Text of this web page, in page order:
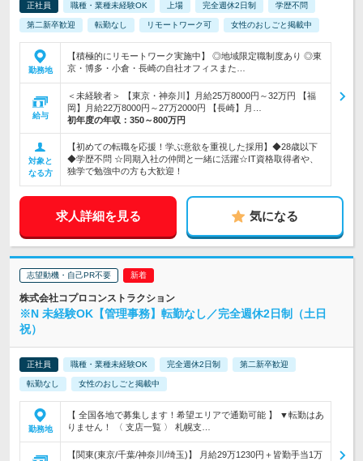
正社員 職種・業種未経験OK 上場 完全週休2日制 学歴不問
第二新卒歓迎 転勤なし リモートワーク可 女性のおしごと掲載中
勤務地
【積極的にリモートワーク実施中】 ◎地域限定職制度あり ◎東
京・博多・小倉・長崎の自社オフィスまた…
給与
＜未経験者＞ 【東京・神奈川】月給25万8000円～32万円 【福
岡】月給22万8000円～27万2000円 【長崎】月…
初年度の年収： 350～800万円
対象と
なる方
【初めての転職を応援！学ぶ意欲を重視した採用】◆28歳以下
◆学歴不問 ☆同期入社の仲間と一緒に活躍☆IT資格取得者や、
独学で勉強中の方も大歓迎！
求人詳細を見る 気になる
志望動機・自己PR不要
株式会社コプロコンストラクション
※N 未経験OK【管理事務】転勤なし／完全週休2日制（土日
祝）
正社員 職種・業種未経験OK 完全週休2日制 第二新卒歓迎
転勤なし 女性のおしごと掲載中
勤務地
【 全国各地で募集します！希望エリアで通勤可能 】 ▼転勤はあ
りません！ 〈 支店一覧 〉 札幌支…
【関東(東京/千葉/神奈川/埼玉)】 月給29万1230円＋皆勤手当1万